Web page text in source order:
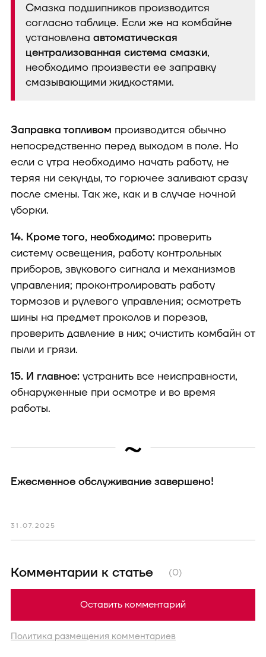
Смазка подшипников производится
согласно таблице. Если же на комбайне
установлена автоматическая
централизованная система смазки,
необходимо произвести ее заправку
смазывающими жидкостями.
Заправка топливом производится обычно
непосредственно перед выходом в поле. Но
если с утра необходимо начать работу, не
теряя ни секунды, то горючее заливают сразу
после смены. Так же, как и в случае ночной
уборки.
14. Кроме того, необходимо: проверить
систему освещения, работу контрольных
приборов, звукового сигнала и механизмов
управления; проконтролировать работу
тормозов и рулевого управления; осмотреть
шины на предмет проколов и порезов,
проверить давление в них; очистить комбайн от
пыли и грязи.
15. И главное: устранить все неисправности,
обнаруженные при осмотре и во время
работы.
~
Ежесменное обслуживание завершено!
31.07.2025
Комментарии к статье (0)
Политика размещения комментариев
Оставить комментарий